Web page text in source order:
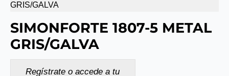
GRIS/GALVA
SIMONFORTE 1807-5 METAL
GRIS/GALVA
Regístrate o accede a tu